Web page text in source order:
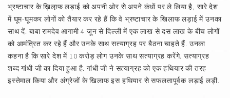
भ्रष्टाचार के ख़िला़फ लड़ाई को अपनी ओर से अपने कंधों पर ले लिया है, सारे देश
में घूम-घूमकर लोगों को तैयार कर रहे हैं कि वे भ्रष्टाचार के खिलाफ लड़ाई में उनका
साथ दें. बाबा रामदेव आगामी 4 जून से दिल्ली में एक लाख से दस लाख के बीच लोगों
को आमंत्रित कर रहे हैं और उनके साथ सत्याग्रह पर बैठना चाहते हैं. उनका
कहना है कि सारे देश में 10 करोड़ लोग उनके साथ सत्याग्रह करेंगे. सत्याग्रह
शब्द गांधी जी का दिया हुआ है. गांधी जी ने सत्याग्रह को एक हथियार की तरह
इस्तेमाल किया और अंग्रेजों के खिलाफ इस हथियार से सफलतापूर्वक लड़ाई लड़ी.